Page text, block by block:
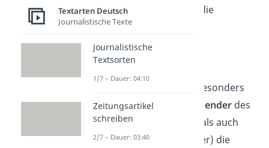
überzeugender, wenn die
Autoritätsperson der
Bürgermeister ist.
Autoritätsargumente besonders
sinnvoll, wenn sowohl
Senderdes
Arguments (Sprecher) als auch
Empfänger(Leser, Hörer) die
Textarten Deutsch
Journalistische Texte
Journalistische
Textsorten
1/7 – Dauer: 04:10
Zeitungsartikel
schreiben
2/7 – Dauer: 03:40